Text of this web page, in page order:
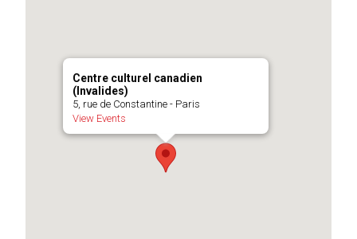
Centre culturel canadien
(Invalides)
5, rue de Constantine - Paris
View Events